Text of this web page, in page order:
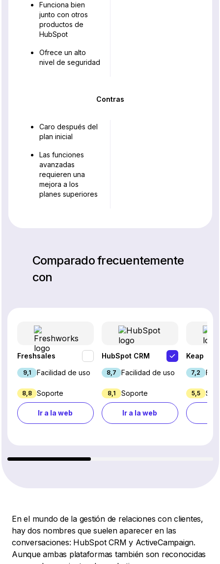
Funciona bien
junto con otros
productos de
HubSpot
Ofrece un alto
nivel de seguridad
Contras
Caro después del
plan inicial
Las funciones
avanzadas
requieren una
mejora a los
planes superiores
Comparado frecuentemente
con
Freshsales
9,1 Facilidad de uso
8,8 Soporte
Ir a la web
HubSpot CRM
8,7 Facilidad de uso
8,1 Soporte
Ir a la web
Keap
7,2
5,5
En el mundo de la gestión de relaciones con clientes,
hay dos nombres que suelen aparecer en las
conversaciones: HubSpot CRM y ActiveCampaign.
Aunque ambas plataformas también son reconocidas